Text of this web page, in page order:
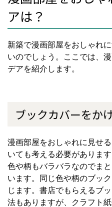
アは？
新築で漫画部屋をおしゃれ
いのでしょう。ここでは、
デアを紹介します。
ブックカバーをか
漫画部屋をおしゃれに見せ
いても考える必要がありま
色や柄もバラバラなのでま
います。同じ色や柄のブッ
じます。書店でもらえるブ
法もありますが、クラフト